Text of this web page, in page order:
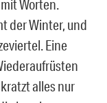
Worten.
der Winter, und
Eine
alles nur